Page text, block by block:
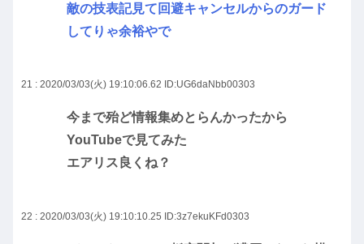
敵の技表記見て回避キャンセルからのガード
してりゃ余裕やで
21 : 2020/03/03(火) 19:10:06.62 ID:UG6daNbb00303
今まで殆ど情報集めとらんかったから
YouTubeで見てみた
エアリス良くね？
22 : 2020/03/03(火) 19:10:10.25 ID:3z7ekuKFd0303